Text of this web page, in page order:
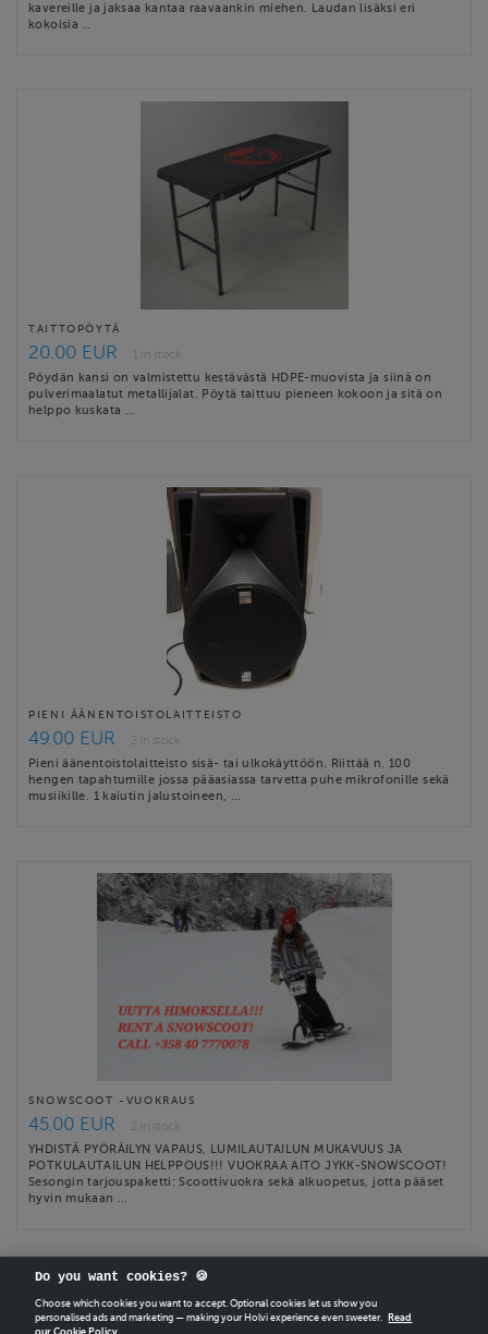
kavereille ja jaksaa kantaa raavaankin miehen. Laudan lisäksi eri
kokoisia …
TAITTOPÖYTÄ
20.00 EUR
1 in stock
Pöydän kansi on valmistettu kestävästä HDPE-muovista ja siinä on
pulverimaalatut metallijalat. Pöytä taittuu pieneen kokoon ja sitä on
helppo kuskata …
PIENI ÄÄNENTOISTOLAITTEISTO
49.00 EUR
2 in stock
Pieni äänentoistolaitteisto sisä- tai ulkokäyttöön. Riittää n. 100
hengen tapahtumille jossa pääasiassa tarvetta puhe mikrofonille sekä
musiikille. 1 kaiutin jalustoineen, …
SNOWSCOOT -VUOKRAUS
45.00 EUR
2 in stock
YHDISTÄ PYÖRÄILYN VAPAUS, LUMILAUTAILUN MUKAVUUS JA
POTKULAUTAILUN HELPPOUS!!! VUOKRAA AITO JYKK-SNOWSCOOT!
Sesongin tarjouspaketti: Scoottivuokra sekä alkuopetus, jotta pääset
hyvin mukaan …
Do you want cookies? 🍪
Choose which cookies you want to accept. Optional cookies let us show you
personalised ads and marketing — making your Holvi experience even sweeter.
Read